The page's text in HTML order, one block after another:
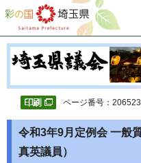
彩の国 埼玉県
ページ番号：206523
令和3年9月定例会 一般
真英議員）